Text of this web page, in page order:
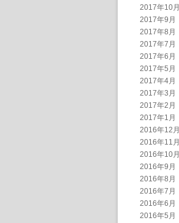
2017年10月
2017年9月
2017年8月
2017年7月
2017年6月
2017年5月
2017年4月
2017年3月
2017年2月
2017年1月
2016年12月
2016年11月
2016年10月
2016年9月
2016年8月
2016年7月
2016年6月
2016年5月